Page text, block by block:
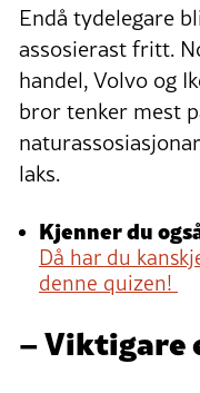
Endå tydelegare
assosierast fritt.
handel, Volvo og
bror tenker mest
laks.
Kjenner du
Då har du
denne quizen!
– Viktigare